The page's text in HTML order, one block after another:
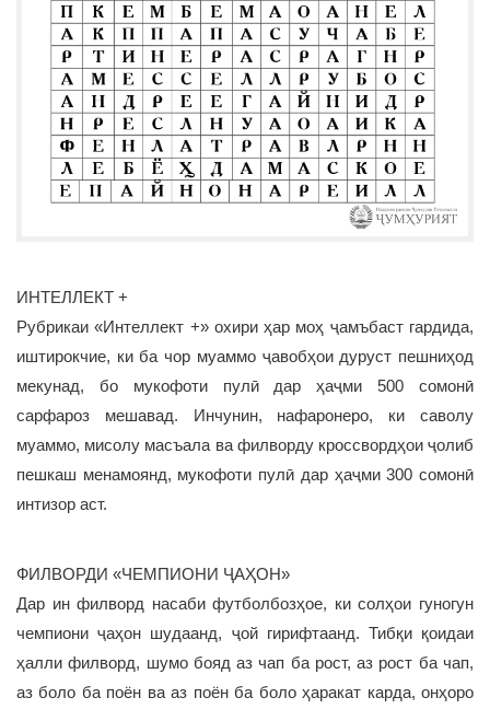
ИНТЕЛЛЕКТ +
Рубрикаи «Интеллект +» охири ҳар моҳ ҷамъбаст гардида,
иштирокчие, ки ба чор муаммо ҷавобҳои дуруст пешниҳод
мекунад, бо мукофоти пулӣ дар ҳаҷми 500 сомонӣ
сарфароз мешавад. Инчунин, нафаронеро, ки саволу
муаммо, мисолу масъала ва филворду кроссвордҳои ҷолиб
пешкаш менамоянд, мукофоти пулӣ дар ҳаҷми 300 сомонӣ
интизор аст.
ФИЛВОРДИ «ЧЕМПИОНИ ҶАҲОН»
Дар ин филворд насаби футболбозҳое, ки солҳои гуногун
чемпиони ҷаҳон шудаанд, ҷой гирифтаанд. Тибқи қоидаи
ҳалли филворд, шумо бояд аз чап ба рост, аз рост ба чап,
аз боло ба поён ва аз поён ба боло ҳаракат карда, онҳоро